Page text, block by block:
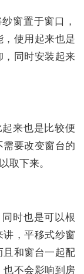
窗置于窗口，
使用起来也是
同时安装起来
来也是比较便
要改变窗台的
取下来。
时也是可以根
，平移式纱窗
和窗台一起配
不会影响到房